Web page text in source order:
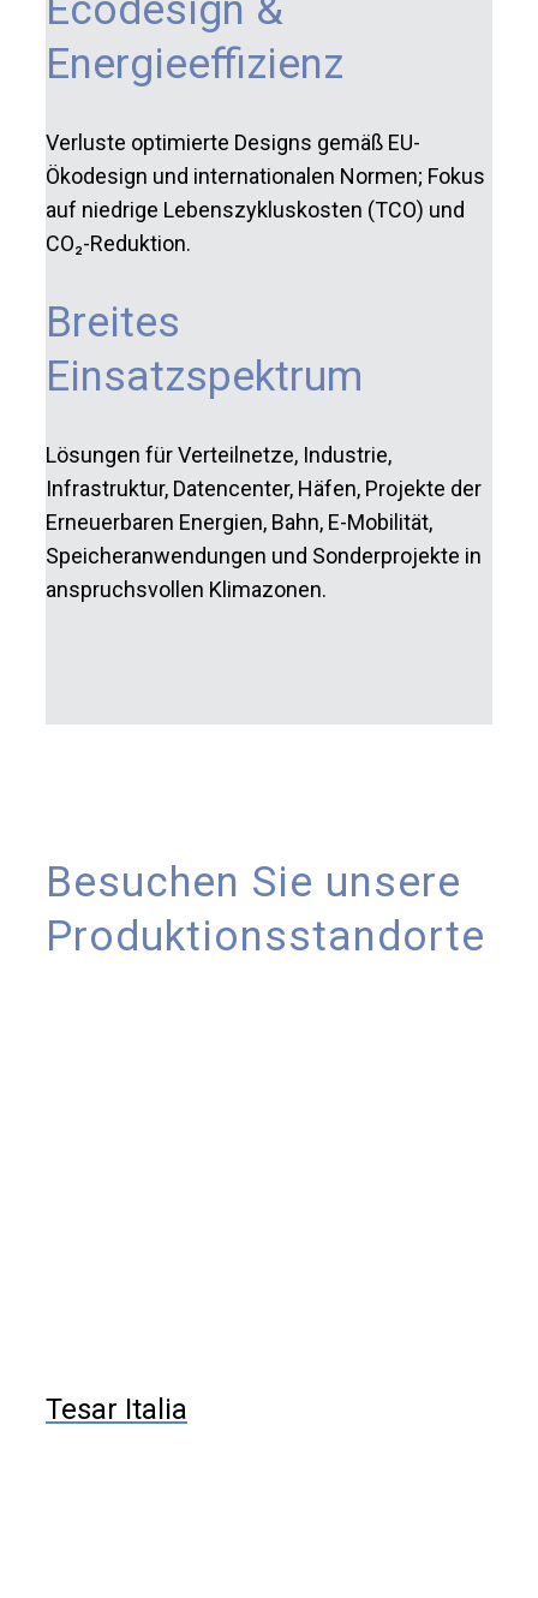
Ecodesign &
Energieeffizienz
Verluste optimierte Designs gemäß EU-
Ökodesign und internationalen Normen; Fokus
auf niedrige Lebenszykluskosten (TCO) und
CO₂-Reduktion.
Breites
Einsatzspektrum
Lösungen für Verteilnetze, Industrie,
Infrastruktur, Datencenter, Häfen, Projekte der
Erneuerbaren Energien, Bahn, E-Mobilität,
Speicheranwendungen und Sonderprojekte in
anspruchsvollen Klimazonen.
Besuchen Sie unsere
Produktionsstandorte
Tesar Italia